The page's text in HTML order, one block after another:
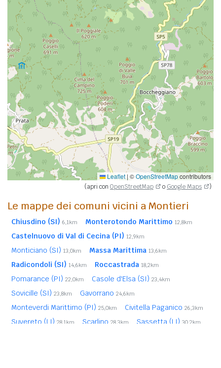
Leaflet | ©OpenStreetMapcontributors
(apri con OpenStreetMap o Google Maps )
Le mappe dei comuni vicini a Montieri
Chiusdino (SI) 6,1km Monterotondo Marittimo 12,8km
Castelnuovo di Val di Cecina (PI) 12,9km
Monticiano (SI) 13,0km Massa Marittima 13,6km
Radicondoli (SI) 14,6km Roccastrada 18,2km
Pomarance (PI) 22,0km Casole d'Elsa (SI) 23,4km
Sovicille (SI) 23,8km Gavorrano 24,6km
Monteverdi Marittimo (PI) 25,0km Civitella Paganico 26,3km
Suvereto (LI) 28,1km Scarlino 28,3km Sassetta (LI) 30,2km